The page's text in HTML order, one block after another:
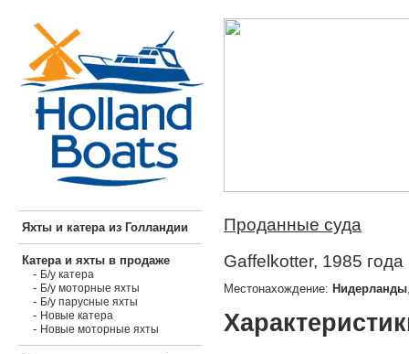
Яхты и катера из Голландии
Катера и яхты в продаже
- Б/у катера
- Б/у моторные яхты
- Б/у парусные яхты
- Новые катера
- Новые моторные яхты
Проданные суда
Gaffelkotter, 1985 года
Местонахождение: Нидерланды